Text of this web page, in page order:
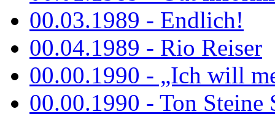
00.03.1989 - Endlich!
00.04.1989 - Rio Reiser
00.00.1990 - „Ich will
00.00.1990 - Ton Steine